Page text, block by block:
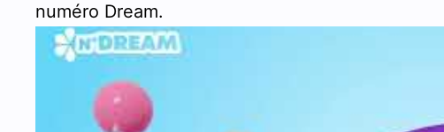
numéro Dream.